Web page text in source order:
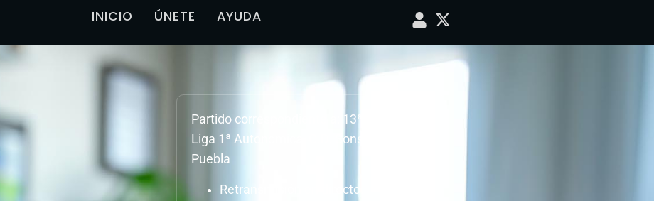
INICIO ÚNETE AYUDA
Partido correspondiente a: 13ª Jornada
Liga 1ª Autonomica, C.D. Sonseca – C.D.
Puebla
Retransmisión en directo.